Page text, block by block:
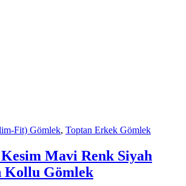
Fit) Gömlek, Toptan Erkek Gömlek
Mavi Renk Siyah
Kollu Gömlek